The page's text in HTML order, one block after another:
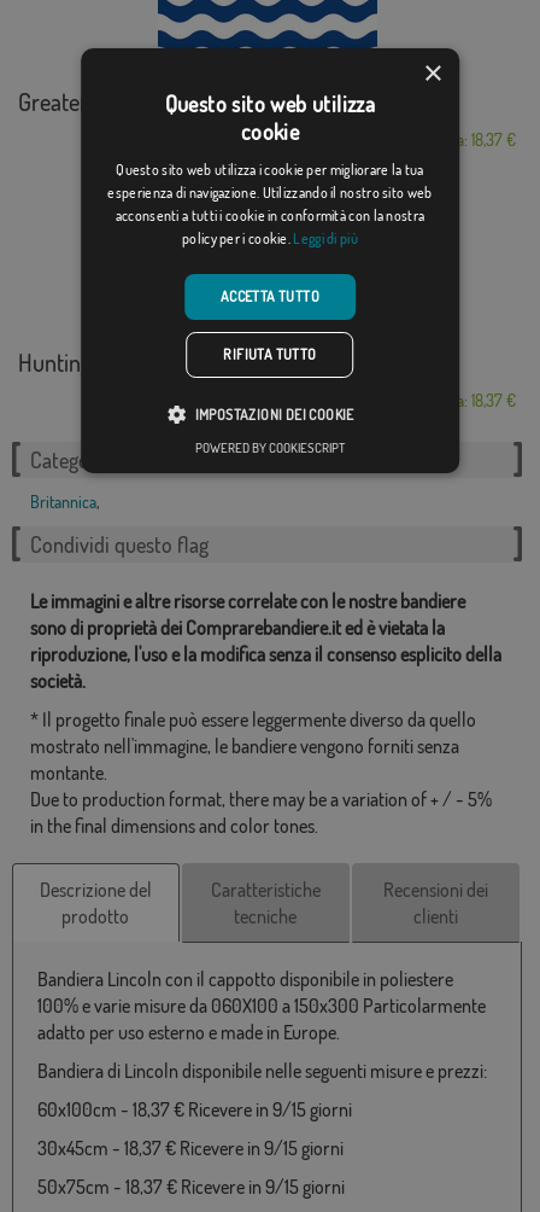
Greater London
Da: 18,37 €
Huntingdonshire
Da: 18,37 €
Categorie correlate:
Britannica,
Condividi questo flag
Le immagini e altre risorse correlate con le nostre bandiere
sono di proprietà dei Comprarebandiere.it ed è vietata la
riproduzione, l'uso e la modifica senza il consenso esplicito della
società.
* Il progetto finale può essere leggermente diverso da quello
mostrato nell'immagine, le bandiere vengono forniti senza
montante.
Due to production format, there may be a variation of + / - 5%
in the final dimensions and color tones.
Descrizione del
prodotto
Caratteristiche
tecniche
Recensioni dei
clienti
Bandiera Lincoln con il cappotto disponibile in poliestere
100% e varie misure da 060X100 a 150x300 Particolarmente
adatto per uso esterno e made in Europe.
Bandiera di Lincoln disponibile nelle seguenti misure e prezzi:
60x100cm - 18,37 € Ricevere in 9/15 giorni
30x45cm - 18,37 € Ricevere in 9/15 giorni
50x75cm - 18,37 € Ricevere in 9/15 giorni
×
Questo sito web utilizza
cookie
Questo sito web utilizza i cookie per migliorare la tua
esperienza di navigazione. Utilizzando il nostro sito web
acconsenti a tutti i cookie in conformità con la nostra
policy per i cookie. Leggi di più
ACCETTA TUTTO
RIFIUTA TUTTO
IMPOSTAZIONI DEI COOKIE
POWERED BY COOKIESCRIPT